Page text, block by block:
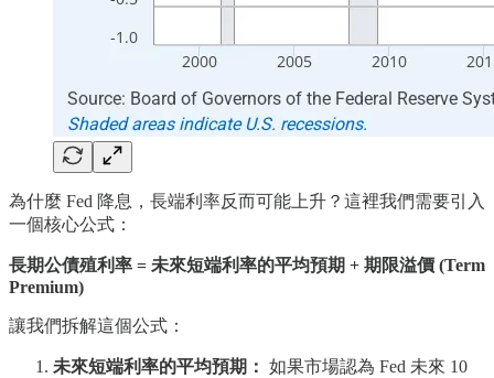
為什麼 Fed 降息，長端利率反而可能上升？這裡我們需要引入
一個核心公式：
長期公債殖利率 = 未來短端利率的平均預期 + 期限溢價 (Term
Premium)
讓我們拆解這個公式：
未來短端利率的平均預期： 如果市場認為 Fed 未來 10